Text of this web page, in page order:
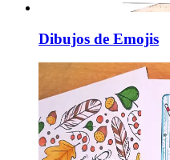
Dibujos de Emojis